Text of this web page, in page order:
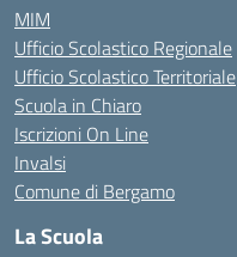
MIM
Ufficio Scolastico Regionale
Ufficio Scolastico Territoriale
Scuola in Chiaro
Iscrizioni On Line
Invalsi
Comune di Bergamo
La Scuola